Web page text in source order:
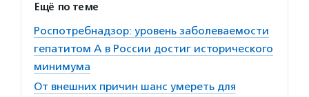
Ещё по теме
Роспотребнадзор: уровень заболеваемости
гепатитом А в России достиг исторического
минимума
От внешних причин шанс умереть для